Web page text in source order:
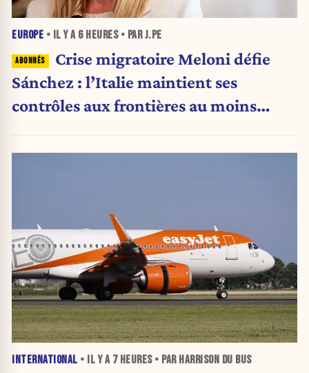
EUROPE • IL Y A 6 HEURES• PAR J.PE
Crise migratoire Meloni défie
Sánchez : l’Italie maintient ses
contrôles aux frontières au moins
INTERNATIONAL • IL Y A 7 HEURES• PAR HARRISON DU BUS